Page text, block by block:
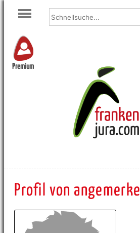
Premium
Profil von angemerkel